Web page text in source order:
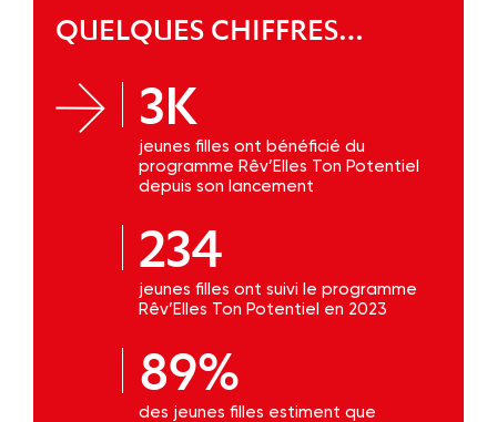
QUELQUES CHIFFRES…
3K
jeunes filles ont bénéficié du
programme Rêv’Elles Ton Potentiel
depuis son lancement
234
jeunes filles ont suivi le programme
Rêv’Elles Ton Potentiel en 2023
89%
des jeunes filles estiment que